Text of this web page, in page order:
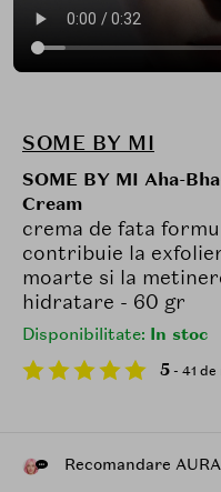
SOME BY MI
SOME BY MI Aha-
Cream
crema de fata
contribuie la
moarte si la
hidratare - 60 gr
Disponibilitate: In stoc
5 - 41
Recomandare AURA